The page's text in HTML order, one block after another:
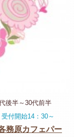
後半～30代前半
付開始14：30～
務原カフェパー